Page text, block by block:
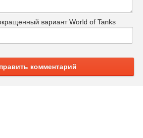
вариант World of Tanks
комментарий